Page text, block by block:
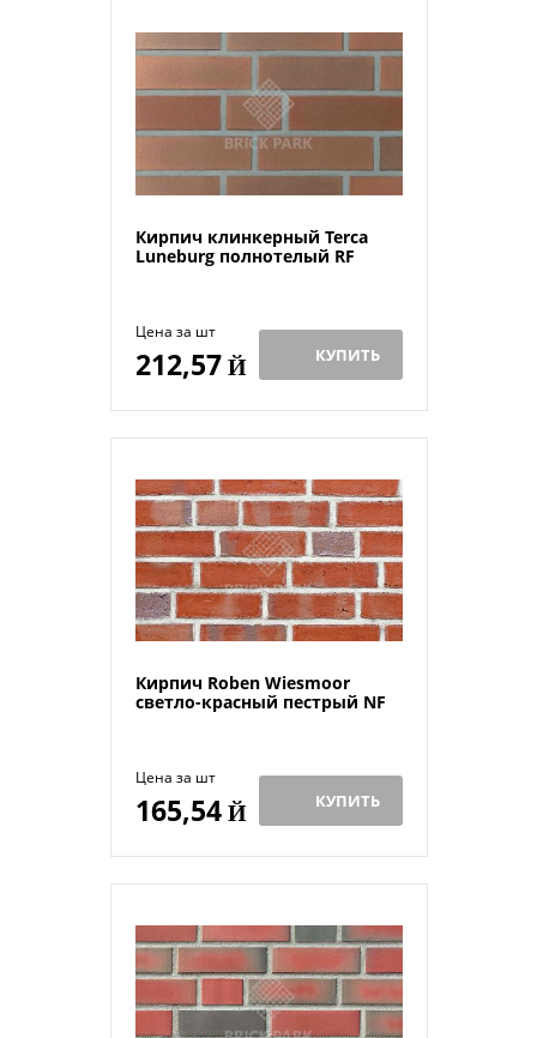
Кирпич клинкерный Terca
Luneburg полнотелый RF
Цена за шт
212,57Й КУПИТЬ
Кирпич Roben Wiesmoor
светло-красный пестрый NF
Цена за шт
165,54Й КУПИТЬ